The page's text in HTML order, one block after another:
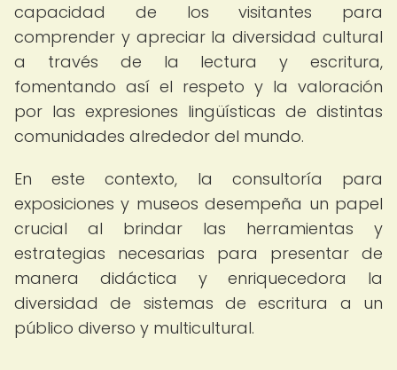
capacidad de los visitantes para
comprender y apreciar la diversidad cultural
a través de la lectura y escritura,
fomentando así el respeto y la valoración
por las expresiones lingüísticas de distintas
comunidades alrededor del mundo.
En este contexto, la consultoría para
exposiciones y museos desempeña un papel
crucial al brindar las herramientas y
estrategias necesarias para presentar de
manera didáctica y enriquecedora la
diversidad de sistemas de escritura a un
público diverso y multicultural.